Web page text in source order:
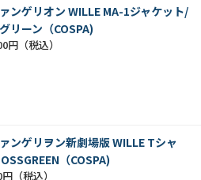
ンゲリオン WILLE MA-1ジャケット/
リーン（COSPA)
円
ンゲリヲン新劇場版 WILLE Tシャ
（COSPA)
円